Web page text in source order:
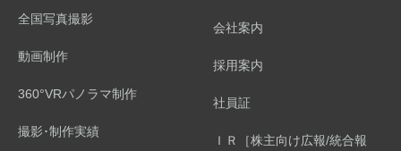
全国写真撮影
動画制作
360°VRパノラマ制作
撮影･制作実績
会社案内
採用案内
社員証
ＩＲ［株主向け広報/統合報